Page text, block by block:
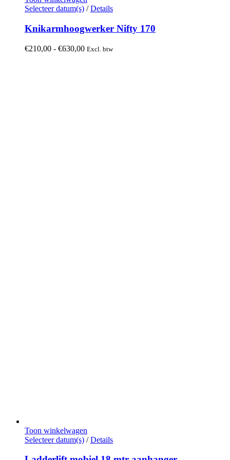
Selecteer datum(s) Dit
heeft
meerdere
variaties.
Deze
/ Details
Knikarmhoogwerker Nifty 170
€210,00 - €630,00Prijsklasse:
Excl. btw
Toon winkelwagen
Selecteer datum(s) Dit
heeft
/ Details